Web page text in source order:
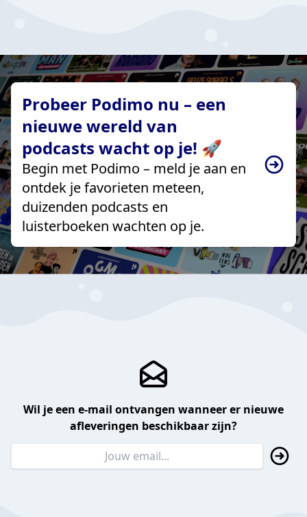
Probeer Podimo nu – een
nieuwe wereld van
podcasts wacht op je! 🚀
Begin met Podimo – meld je aan en
ontdek je favorieten meteen,
duizenden podcasts en
luisterboeken wachten op je.
Wil je een e-mail ontvangen wanneer er nieuwe
afleveringen beschikbaar zijn?